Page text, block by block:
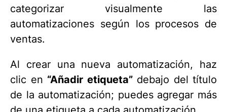
categorizar visualmente las
automatizaciones según los procesos de
ventas.
Al crear una nueva automatización, haz
clic en “Añadir etiqueta”debajo del título
de la automatización; puedes agregar más